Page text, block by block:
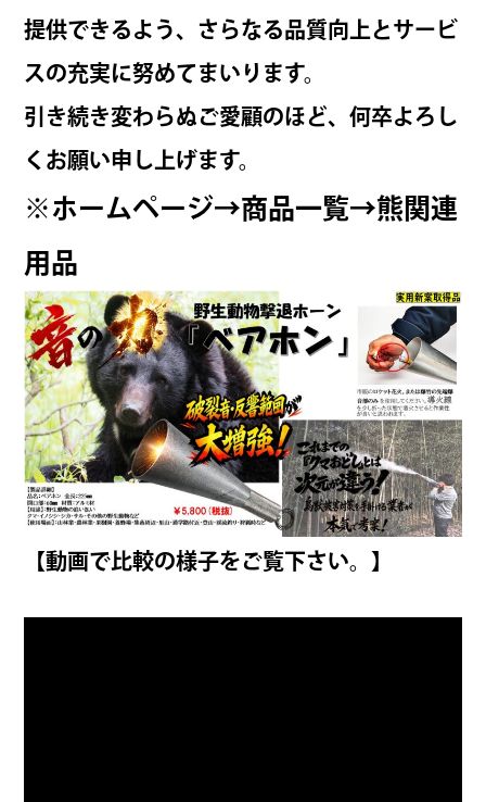
提供できるよう、さらなる品質向上とサービ
スの充実に努めてまいります。
引き続き変わらぬご愛顧のほど、何卒よろし
くお願い申し上げます。
※ホームページ→商品一覧→熊関連
用品
【動画で比較の様子をご覧下さい。】